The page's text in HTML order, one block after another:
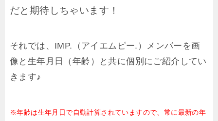
だと期待しちゃいます！
それでは、IMP.（アイエムピー.）メンバーを画
像と生年月日（年齢）と共に個別にご紹介してい
きます♪
※年齢は生年月日で自動計算されていますので、常に最新の年